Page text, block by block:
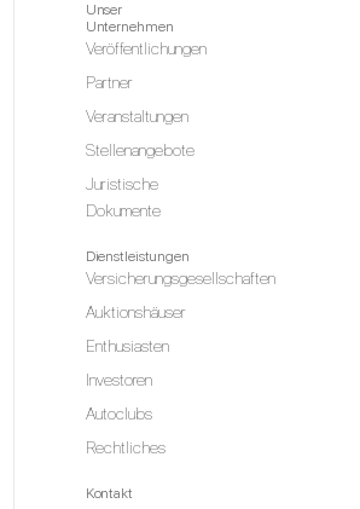
Unser
Unternehmen
Veröffentlichungen
Partner
Veranstaltungen
Stellenangebote
Juristische
Dokumente
Dienstleistungen
Versicherungsgesellschaften
Auktionshäuser
Enthusiasten
Investoren
Autoclubs
Rechtliches
Kontakt